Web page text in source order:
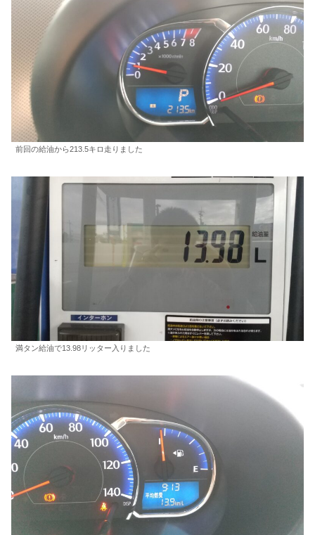
前回の給油から213.5キロ走りました
満タン給油で13.98リッター入りました